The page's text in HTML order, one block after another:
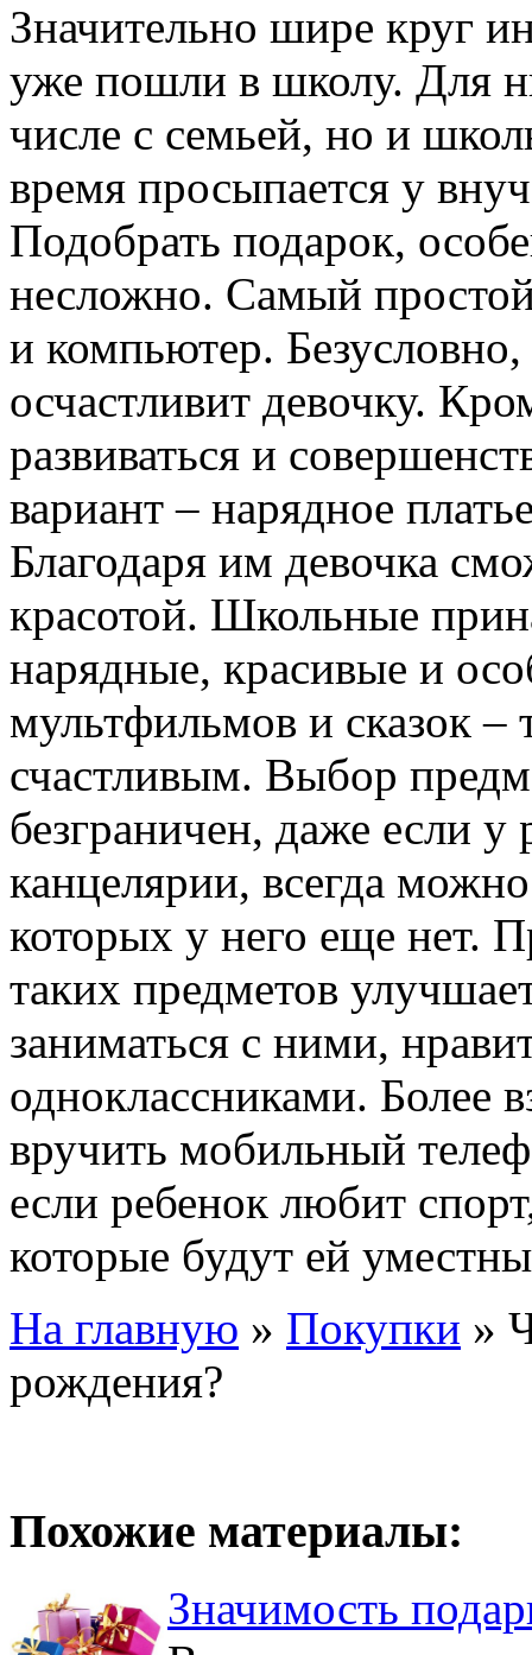
Значительно шире круг
уже пошли в школу. Для
числе с семьей, но и
время просыпается у
Подобрать подарок,
несложно. Самый
и компьютер.
осчастливит девочку.
развиваться и
вариант – нарядное
Благодаря им девочка
красотой. Школьные
нарядные, красивые и
мультфильмов и сказок –
счастливым. Выбор
безграничен, даже если у
канцелярии, всегда
которых у него еще нет.
таких предметов
заниматься с ними,
одноклассниками. Более
вручить мобильный
если ребенок любит
которые будут ей
На главную » Покупки »
рождения?
Похожие материалы:
Значимость